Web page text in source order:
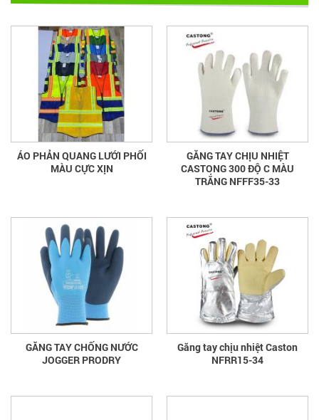
ÁO PHẢN QUANG LƯỚI PHỐI
MÀU CỰC XỊN
GĂNG TAY CHỊU NHIỆT
CASTONG 300 ĐỘ C MÀU
TRẮNG NFFF35-33
GĂNG TAY CHỐNG NƯỚC
JOGGER PRODRY
Găng tay chịu nhiệt Caston
NFRR15-34